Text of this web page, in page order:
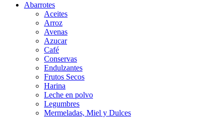
Abarrotes
Aceites
Arroz
Avenas
Azucar
Café
Conservas
Endulzantes
Frutos Secos
Harina
Leche en polvo
Legumbres
Mermeladas, Miel y Dulces